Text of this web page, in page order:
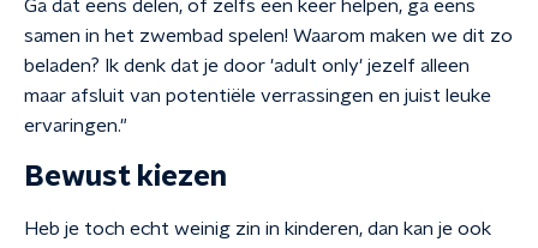
Ga dat eens delen, of zelfs een keer helpen, ga eens
samen in het zwembad spelen! Waarom maken we dit zo
beladen? Ik denk dat je door 'adult only' jezelf alleen
maar afsluit van potentiële verrassingen en juist leuke
ervaringen."
Bewust kiezen
Heb je toch echt weinig zin in kinderen, dan kan je ook